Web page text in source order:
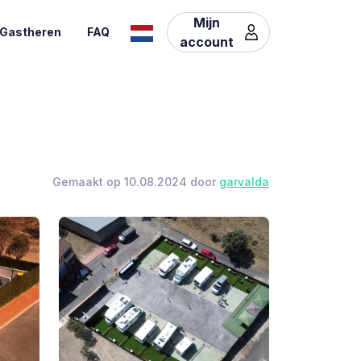
FAQ
Mijn
account
Gemaakt op 10.08.2024 door garvalda